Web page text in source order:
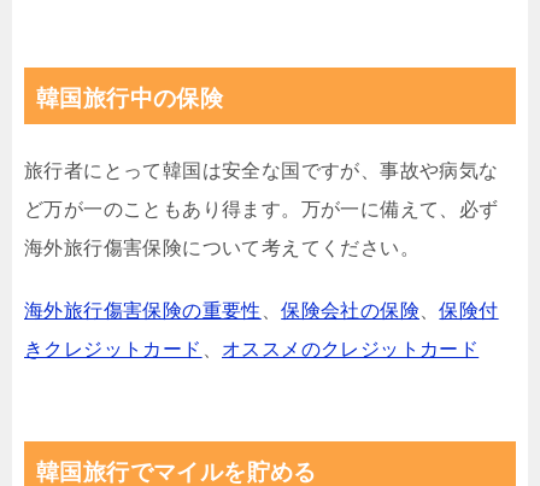
韓国旅行中の保険
旅行者にとって韓国は安全な国ですが、事故や病気な
ど万が一のこともあり得ます。万が一に備えて、必ず
海外旅行傷害保険について考えてください。
海外旅行傷害保険の重要性 、保険会社の保険 、保険付
きクレジットカード
オススメのクレジットカード
韓国旅行でマイルを貯める